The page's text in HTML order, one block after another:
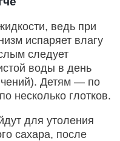
ведь при
испаряет влагу
следует
воды в день
Детям — по
несколько глотков.
для утоления
сахара, после